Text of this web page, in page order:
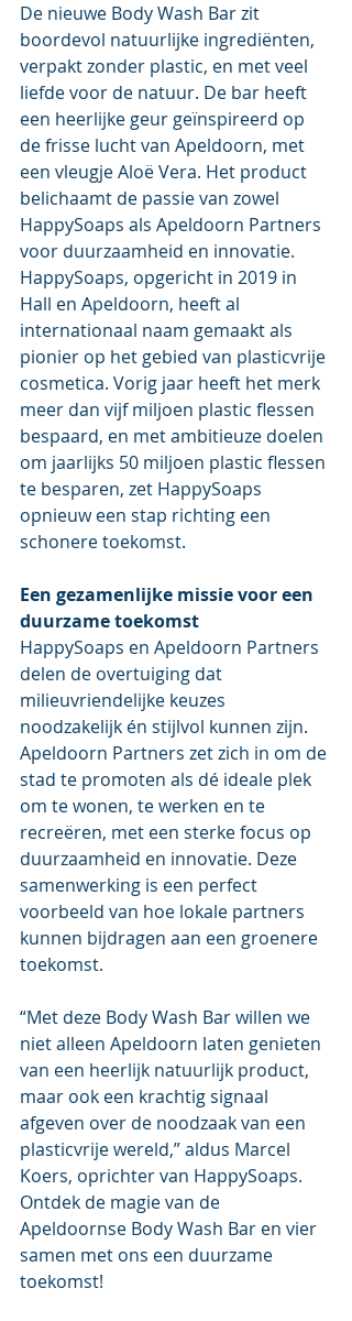
De nieuwe Body Wash Bar zit
boordevol natuurlijke ingrediënten,
verpakt zonder plastic, en met veel
liefde voor de natuur. De bar heeft
een heerlijke geur geïnspireerd op
de frisse lucht van Apeldoorn, met
een vleugje Aloë Vera. Het product
belichaamt de passie van zowel
HappySoaps als Apeldoorn Partners
voor duurzaamheid en innovatie.
HappySoaps, opgericht in 2019 in
Hall en Apeldoorn, heeft al
internationaal naam gemaakt als
pionier op het gebied van plasticvrije
cosmetica. Vorig jaar heeft het merk
meer dan vijf miljoen plastic flessen
bespaard, en met ambitieuze doelen
om jaarlijks 50 miljoen plastic flessen
te besparen, zet HappySoaps
opnieuw een stap richting een
schonere toekomst.
Een gezamenlijke missie voor een
duurzame toekomst
HappySoaps en Apeldoorn Partners
delen de overtuiging dat
milieuvriendelijke keuzes
noodzakelijk én stijlvol kunnen zijn.
Apeldoorn Partners zet zich in om de
stad te promoten als dé ideale plek
om te wonen, te werken en te
recreëren, met een sterke focus op
duurzaamheid en innovatie. Deze
samenwerking is een perfect
voorbeeld van hoe lokale partners
kunnen bijdragen aan een groenere
toekomst.
“Met deze Body Wash Bar willen we
niet alleen Apeldoorn laten genieten
van een heerlijk natuurlijk product,
maar ook een krachtig signaal
afgeven over de noodzaak van een
plasticvrije wereld,” aldus Marcel
Koers, oprichter van HappySoaps.
Ontdek de magie van de
Apeldoornse Body Wash Bar en vier
samen met ons een duurzame
toekomst!